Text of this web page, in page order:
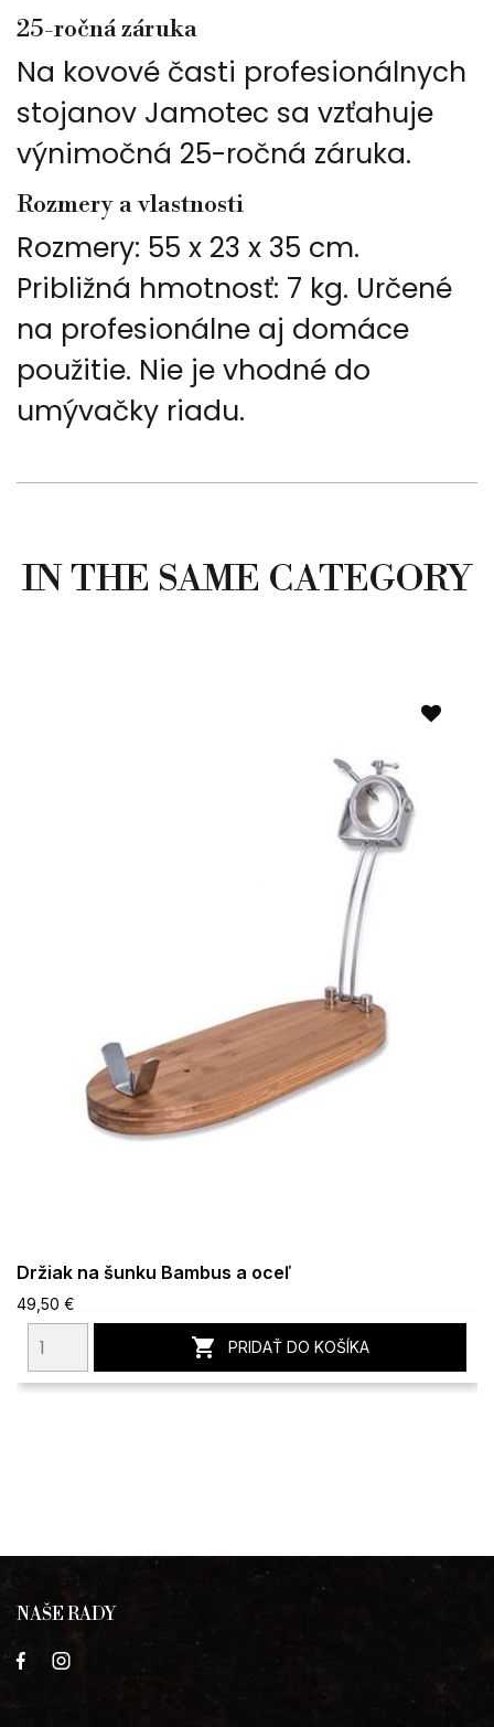
25-ročná záruka
Na kovové časti profesionálnych
stojanov Jamotec sa vzťahuje
výnimočná 25-ročná záruka.
Rozmery a vlastnosti
Rozmery: 55 x 23 x 35 cm.
Približná hmotnosť: 7 kg. Určené
na profesionálne aj domáce
použitie. Nie je vhodné do
umývačky riadu.
IN THE SAME CATEGORY
Držiak na šunku Bambus a oceľ
49,50 €
 PRIDAŤ DO KOŠÍKA
NAŠE RADY